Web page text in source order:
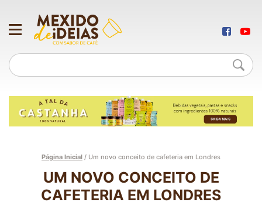
Página Inicial / Um novo conceito de cafeteria em Londres
UM NOVO CONCEITO DE
CAFETERIA EM LONDRES